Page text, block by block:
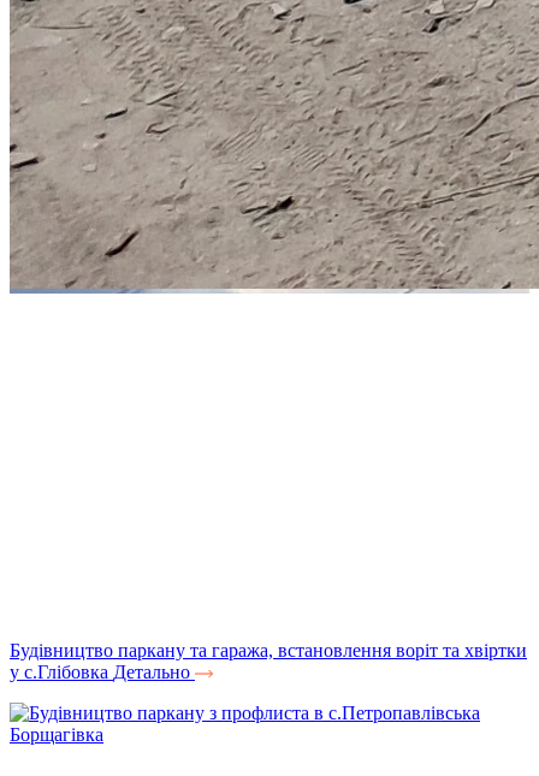
Будівництво паркану та гаража, встановлення воріт та хвіртки
у с.Глібовка Детально